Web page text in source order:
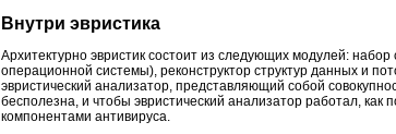
Внутри эвристика
Архитектурно эвристик состоит из следующих модулей:
операционной системы), реконструктор структур данных и
эвристический анализатор, представляющий собой
бесполезна, и чтобы эвристический анализатор работал,
компонентами антивируса.